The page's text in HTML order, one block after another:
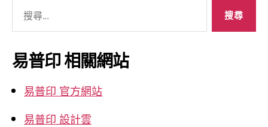
關
鍵
字:
易普印 相關網站
易普印 官方網站
易普印 設計雲